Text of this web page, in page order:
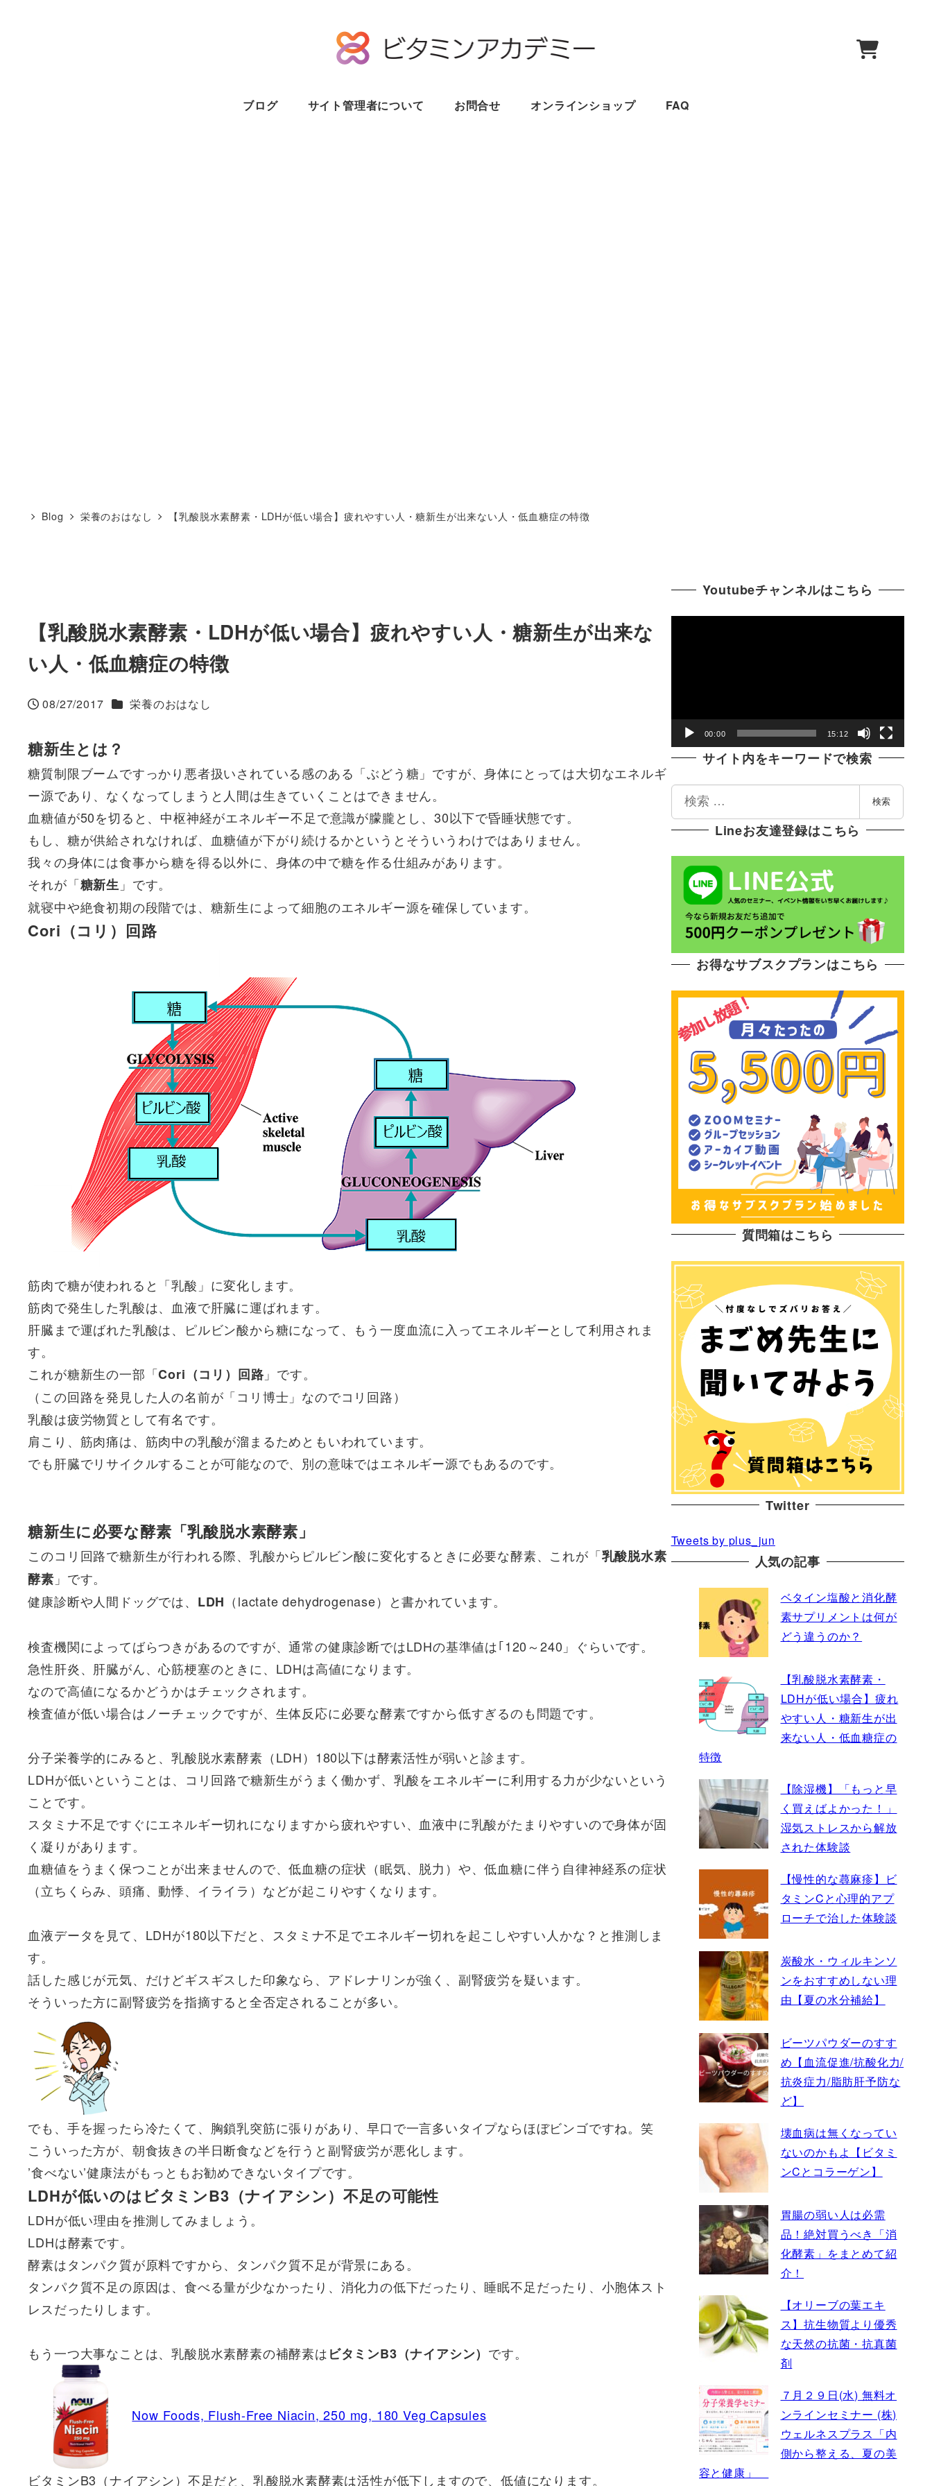
ブログ サイト管理者について お問合せ オンラインショップ FAQ
Blog 栄養のおはなし 【乳酸脱水素酵素・LDHが低い場合】疲れやすい人・糖新生が出来ない人・低血糖症の特徴
【乳酸脱水素酵素・LDHが低い場合】疲れやすい人・糖新生が出来な
い人・低血糖症の特徴
投稿日
08/27/2017 カテゴリー
栄養のおはなし
糖新生とは？
糖質制限ブームですっかり悪者扱いされている感のある「ぶどう糖」ですが、身体にとっては大切なエネルギ
ー源であり、なくなってしまうと人間は生きていくことはできません。
血糖値が50を切ると、中枢神経がエネルギー不足で意識が朦朧とし、30以下で昏睡状態です。
もし、糖が供給されなければ、血糖値が下がり続けるかというとそういうわけではありません。
我々の身体には食事から糖を得る以外に、身体の中で糖を作る仕組みがあります。
それが「糖新生 」です。
就寝中や絶食初期の段階では、糖新生によって細胞のエネルギー源を確保しています。
Cori（コリ）回路
筋肉で糖が使われると「乳酸」に変化します。
筋肉で発生した乳酸は、血液で肝臓に運ばれます。
肝臓まで運ばれた乳酸は、ピルビン酸から糖になって、もう一度血流に入ってエネルギーとして利用されま
す。
これが糖新生の一部「Cori（コリ）回路 」です。
（この回路を発見した人の名前が「コリ博士」なのでコリ回路）
乳酸は疲労物質として有名です。
肩こり、筋肉痛は、筋肉中の乳酸が溜まるためともいわれています。
でも肝臓でリサイクルすることが可能なので、別の意味ではエネルギー源でもあるのです。
糖新生に必要な酵素「乳酸脱水素酵素」
このコリ回路で糖新生が行われる際、乳酸からピルビン酸に変化するときに必要な酵素、これが「乳酸脱水素
酵素 」です。
健康診断や人間ドッグでは、 LDH （lactate dehydrogenase）と書かれています。
検査機関によってばらつきがあるのですが、通常の健康診断ではLDHの基準値は｢120～240」ぐらいです。
急性肝炎、肝臓がん、心筋梗塞のときに、LDHは高値になります。
なので高値になるかどうかはチェックされます。
検査値が低い場合はノーチェックですが、生体反応に必要な酵素ですから低すぎるのも問題です。
分子栄養学的にみると、乳酸脱水素酵素（LDH）180以下は酵素活性が弱いと診ます。
LDHが低いということは、コリ回路で糖新生がうまく働かず、乳酸をエネルギーに利用する力が少ないという
ことです。
スタミナ不足ですぐにエネルギー切れになりますから疲れやすい、血液中に乳酸がたまりやすいので身体が固
く凝りがあります。
血糖値をうまく保つことが出来ませんので、低血糖の症状（眠気、脱力）や、低血糖に伴う自律神経系の症状
（立ちくらみ、頭痛、動悸、イライラ）などが起こりやすくなります。
血液データを見て、LDHが180以下だと、スタミナ不足でエネルギー切れを起こしやすい人かな？と推測しま
す。
話した感じが元気、だけどギスギスした印象なら、アドレナリンが強く、副腎疲労を疑います。
そういった方に副腎疲労を指摘すると全否定されることが多い。
でも、手を握ったら冷たくて、胸鎖乳突筋に張りがあり、早口で一言多いタイプならほぼビンゴですね。笑
こういった方が、朝食抜きの半日断食などを行うと副腎疲労が悪化します。
’食べない’健康法がもっともお勧めできないタイプです。
LDHが低いのはビタミンB3（ナイアシン）不足の可能性
LDHが低い理由を推測してみましょう。
LDHは酵素です。
酵素はタンパク質が原料ですから、タンパク質不足が背景にある。
タンパク質不足の原因は、食べる量が少なかったり、消化力の低下だったり、睡眠不足だったり、小胞体スト
レスだったりします。
もう一つ大事なことは、乳酸脱水素酵素の補酵素はビタミンB3（ナイアシン） です。
Now Foods, Flush-Free Niacin, 250 mg, 180 Veg Capsules
ビタミンB3（ナイアシン）不足だと、乳酸脱水素酵素は活性が低下しますので、低値になります。
Youtubeチャンネルはこちら
ヤ
00:00 15:12
サイト内をキーワードで検索
検
検索
Lineお友達登録はこちら
お得なサブスクプランはこちら
質問箱はこちら
Twitter
Tweets by plus_jun
人気の記事
ベタイン塩酸と消化酵
素サプリメントは何が
どう違うのか？
【乳酸脱水素酵素・
LDHが低い場合】疲れ
やすい人・糖新生が出
来ない人・低血糖症の
特徴
【除湿機】「もっと早
く買えばよかった！」
湿気ストレスから解放
された体験談
【慢性的な蕁麻疹】ビ
タミンCと心理的アプ
ローチで治した体験談
炭酸水・ウィルキンソ
ンをおすすめしない理
由【夏の水分補給】
ビーツパウダーのすす
め【血流促進/抗酸化力/
抗炎症力/脂肪肝予防な
ど】
壊血病は無くなってい
ないのかもよ【ビタミ
ンCとコラーゲン】
胃腸の弱い人は必需
品！絶対買うべき「消
化酵素」をまとめて紹
介！
【オリーブの葉エキ
ス】抗生物質より優秀
な天然の抗菌・抗真菌
剤
７月２９日(水) 無料オ
ンラインセミナー (株)
ウェルネスプラス「内
側から整える、夏の美
容と健康」